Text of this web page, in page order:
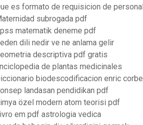
es formato de requisicion de personal
subrogada pdf
matematik deneme pdf
dili nedir ve ne anlama gelir
descriptiva pdf gratis
de plantas medicinales
biodescodificacion enric
landasan pendidikan pdf
özel modern atom teorisi pdf
em pdf astrologia vedica